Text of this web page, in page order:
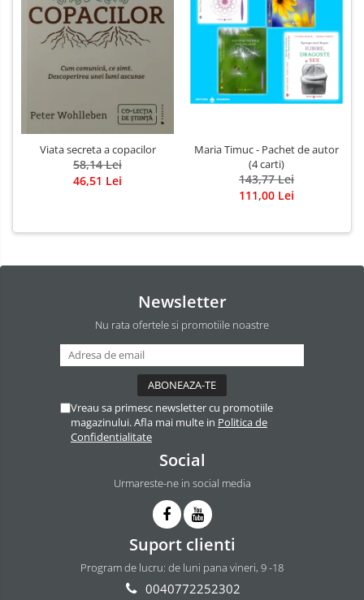
Viata secreta a copacilor
58,14 Lei
46,51 Lei
Maria Timuc - Pachet de autor
(4 carti)
143,77 Lei
111,00 Lei
Newsletter
Nu rata ofertele si promotiile noastre
Vreau sa primesc newsletter cu promotiile
magazinului. Afla mai multe in Politica de
Confidentialitate
Social
Urmareste-ne in social media
Suport clienti
Program de lucru: de luni pana vineri, 9 -18
0040772252302